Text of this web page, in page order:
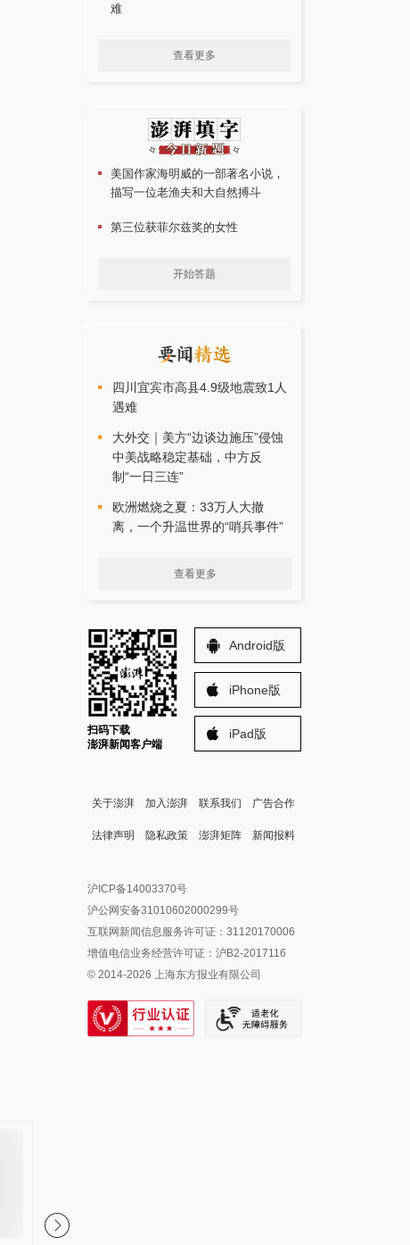
难
查看更多
美国作家海明威的一部著名小说，
描写一位老渔夫和大自然搏斗
第三位获菲尔兹奖的女性
开始答题
四川宜宾市高县4.9级地震致1人
遇难
大外交｜美方“边谈边施压”侵蚀
中美战略稳定基础，中方反
制“一日三连”
欧洲燃烧之夏：33万人大撤
离，一个升温世界的“哨兵事件”
查看更多
扫码下载
澎湃新闻客户端
Android版
iPhone版
iPad版
关于澎湃 加入澎湃 联系我们 广告合作
法律声明 隐私政策 澎湃矩阵
澎湃新闻公众号
澎湃新闻抖音号
派生万物开放平台
IP SHANGHAI
SIXTH TONE
新闻报料
报料邮箱: news@thepaper.cn
沪ICP备14003370号
沪公网安备31010602000299号
互联网新闻信息服务许可证：31120170006
增值电信业务经营许可证：沪B2-2017116
© 2014-2026 上海东方报业有限公司